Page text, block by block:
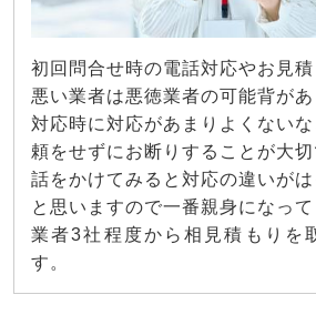
初回問合せ時の電話対応やお見
悪い業者は悪徳業者の可能背が
対応時に対応があまりよくない
頼をせずにお断りすることが大
話をかけてみると対応の違いが
と思いますので一番親身になっ
業者3社程度から相見積もりを
す。